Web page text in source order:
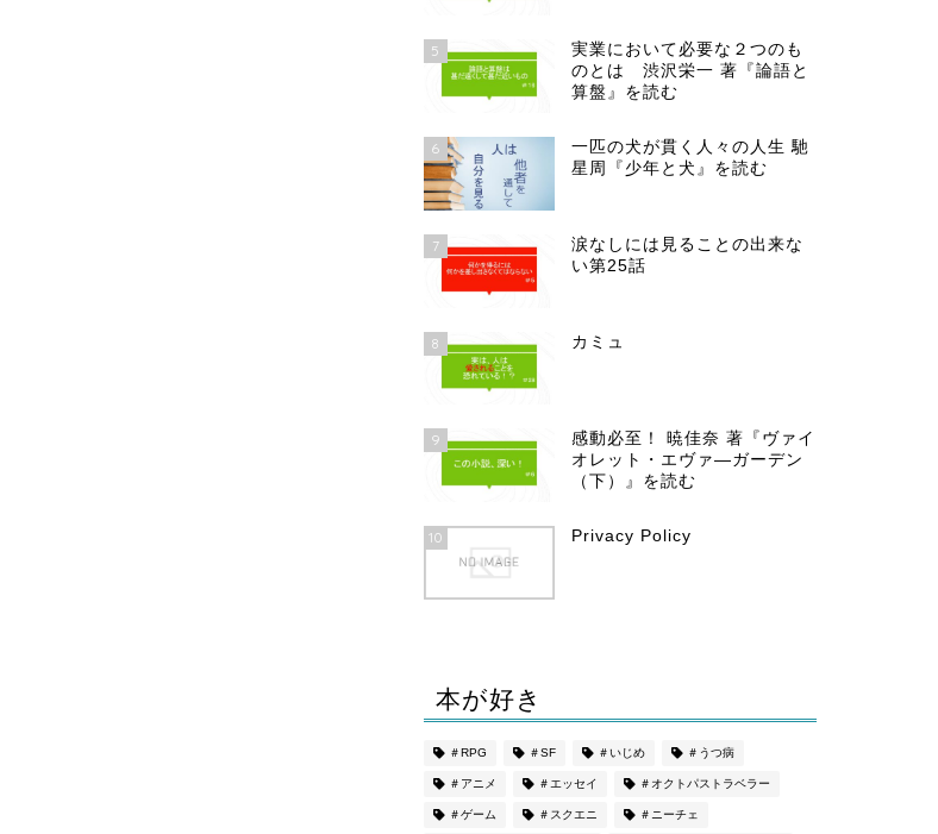
5
実業において必要な２つのも
のとは 渋沢栄一 著『論語と
算盤』を読む
6
一匹の犬が貫く人々の人生 馳
星周『少年と犬』を読む
7
涙なしには見ることの出来な
い第25話
8 カミュ
9
感動必至！ 暁佳奈 著『ヴァイ
オレット・エヴァ―ガーデン
（下）』を読む
10 Privacy Policy
本が好き
＃RPG ＃SF ＃いじめ ＃うつ病
＃アニメ ＃エッセイ ＃オクトパストラベラー
＃ゲーム ＃スクエニ ＃ニーチェ